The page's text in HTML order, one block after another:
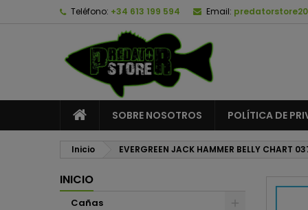
Teléfono: +34 613 199 594 Email:
SOBRE NOSOTROS POLÍTICA DE
Inicio EVERGREEN JACK HAMMER BELLY CHART
INICIO
Cañas